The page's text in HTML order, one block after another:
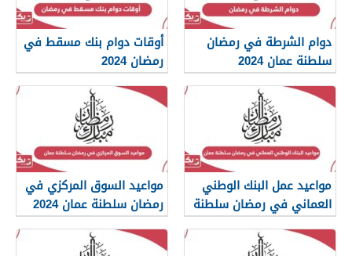
دوام الشرطة في رمضان
سلطنة عمان 2024
أوقات دوام بنك مسقط في
رمضان 2024
مواعيد عمل البنك الوطني
العماني في رمضان سلطنة
عمان 2024
مواعيد السوق المركزي في
رمضان سلطنة عمان 2024